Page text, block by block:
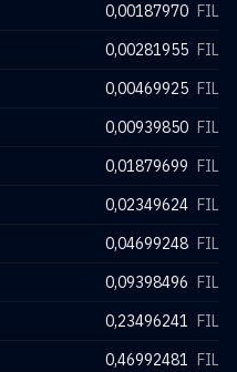
0,00187970 FIL
0,00281955 FIL
0,00469925 FIL
0,00939850 FIL
0,01879699 FIL
0,02349624 FIL
0,04699248 FIL
0,09398496 FIL
0,23496241 FIL
0,46992481 FIL